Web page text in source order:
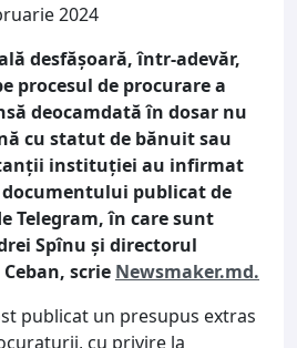
2024
desfășoară, într-adevăr,
procesul de procurare a
deocamdată în dosar nu
cu statut de bănuit sau
instituției au infirmat
publicat de
Telegram, în care sunt
Spînu și directorul
scrie Newsmaker.md.
publicat un presupus extras
cu privire la